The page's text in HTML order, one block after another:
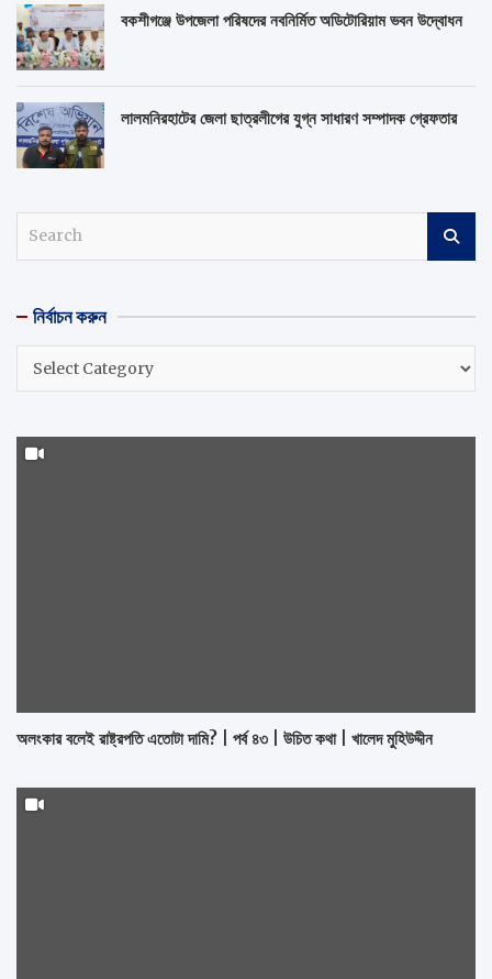
বকশীগঞ্জে উপজেলা পরিষদের নবনির্মিত অডিটোরিয়াম ভবন উদ্বোধন
লালমনিরহাটের জেলা ছাত্রলীগের যুগ্ন সাধারণ সম্পাদক গ্রেফতার
c
h
নির্বাচন করুন
করুন
অলংকার বলেই রাষ্ট্রপতি এতোটা দামি? | পর্ব ৪৩ | উচিত কথা | খালেদ মুহিউদ্দীন